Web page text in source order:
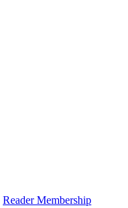
Reader Membership